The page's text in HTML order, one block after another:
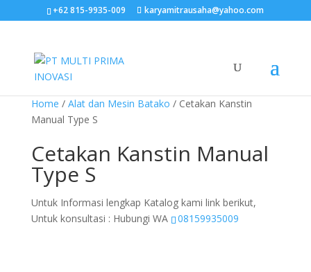
+62 815-9935-009 karyamitrausaha@yahoo.com
Home / Alat dan Mesin Batako / Cetakan Kanstin
Manual Type S
Cetakan Kanstin Manual
Type S
Untuk Informasi lengkap Katalog kami link berikut,
Untuk konsultasi : Hubungi WA
08159935009